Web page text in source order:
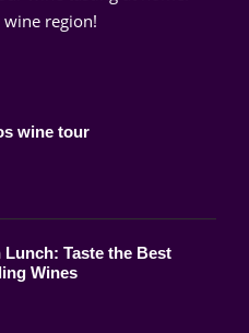
tus habilidades
region!
wine tour
Lunch: Taste the Best
Wines